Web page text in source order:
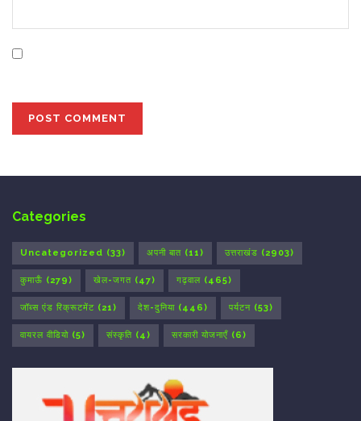
Categories
Uncategorized (33) अपनी बात (11) उत्तराखंड (2903)
कुमाऊँ (279) खेल-जगत (47) गढ़वाल (465)
जॉब्स एंड रिक्रूटमेंट (21) देश-दुनिया (446) पर्यटन (53)
वायरल वीडियो (5) संस्कृति (4) सरकारी योजनाएँ (6)